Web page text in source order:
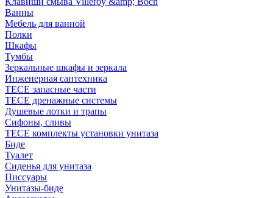
Ванны
Мебель для ванной
Полки
Шкафы
Тумбы
Зеркальные шкафы и зеркала
Инженерная сантехника
TECE запасные части
TECE дренажные системы
Душевые лотки и трапы
Сифоны, сливы
TECE комплекты установки унитаза
Биде
Туалет
Сиденья для унитаза
Писсуары
Унитазы-биде